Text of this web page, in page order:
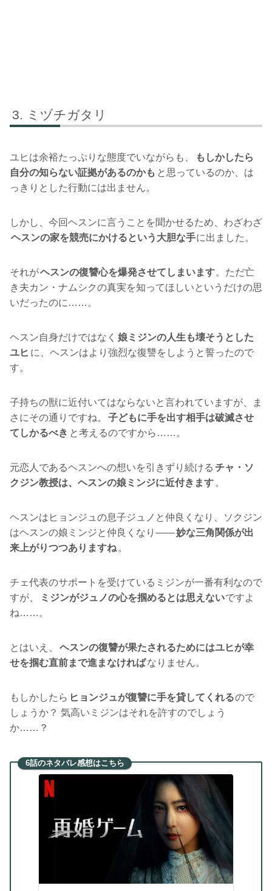
ミヅチガタリ
ユヒは余裕たっぷりな態度でいながらも、
もしかしたら
自分の知らない証拠があるのかも と思っているのか、は
っきりとした行動には出ません。
しかし、今回ヘスンに言うことを聞かせるため、わざわざ
ヘスンの家を競売にかけるという大胆な手に出ました。
それがヘスンの復讐心を爆発させてしまいます 。ただ亡
き夫カン・ナムシクの真実を知ってほしいというだけの思
いだったのに……。
ヘスン自身だけではなく 娘ミジンの人生も壊そうとした
ユヒ に、ヘスンはより強烈な復讐をしようと誓ったので
す。
子持ちの獣に近付いてはならないと言われていますが、ま
さにその通りですね。
子どもに手を出す相手は破滅させ
てしかるべき と考えるのですから……。
元恋人であるヘスンへの想いを引きずり続ける チャ・ソ
クジン教授は、ヘスンの娘ミンジに近付きます 。
ヘスンはヒョンジュの息子ジュノと仲良くなり、ソクジン
はヘスンの娘ミンジと仲良くなり――妙な三角関係が出
来上がりつつありますね 。
チェ代表のサポートを受けているミジンが一番有利なので
すが、
ミジンがジュノの心を掴めるとは思えないですよ
ね……。
とはいえ、
ヘスンの復讐が果たされるためにはユヒが幸
せを掴む直前まで進まなければなりません。
もしかしたら ヒョンジュが復讐に手を貸してくれるので
しょうか？ 気高いミジンはそれを許すのでしょう
か……？
6話のネタバレ感想はこちら